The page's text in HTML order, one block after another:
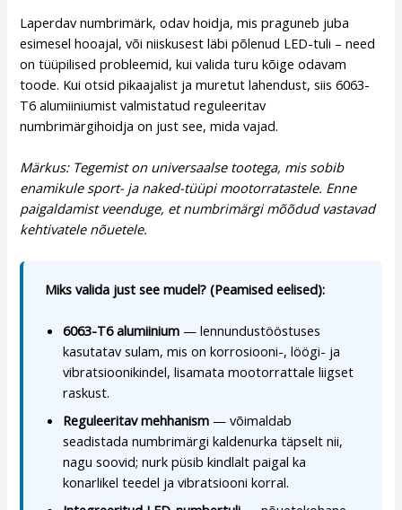
Laperdav numbrimärk, odav hoidja, mis praguneb juba
esimesel hooajal, või niiskusest läbi põlenud LED-tuli – need
on tüüpilised probleemid, kui valida turu kõige odavam
toode. Kui otsid pikaajalist ja muretut lahendust, siis 6063-
T6 alumiiniumist valmistatud reguleeritav
numbrimärgihoidja on just see, mida vajad.
Märkus: Tegemist on universaalse tootega, mis sobib
enamikule sport- ja naked-tüüpi mootorratastele. Enne
paigaldamist veenduge, et numbrimärgi mõõdud vastavad
kehtivatele nõuetele.
Miks valida just see mudel? (Peamised eelised):
6063-T6 alumiinium — lennundustööstuses
kasutatav sulam, mis on korrosiooni-, löögi- ja
vibratsioonikindel, lisamata mootorrattale liigset
raskust.
Reguleeritav mehhanism — võimaldab
seadistada numbrimärgi kaldenurka täpselt nii,
nagu soovid; nurk püsib kindlalt paigal ka
konarlikel teedel ja vibratsiooni korral.